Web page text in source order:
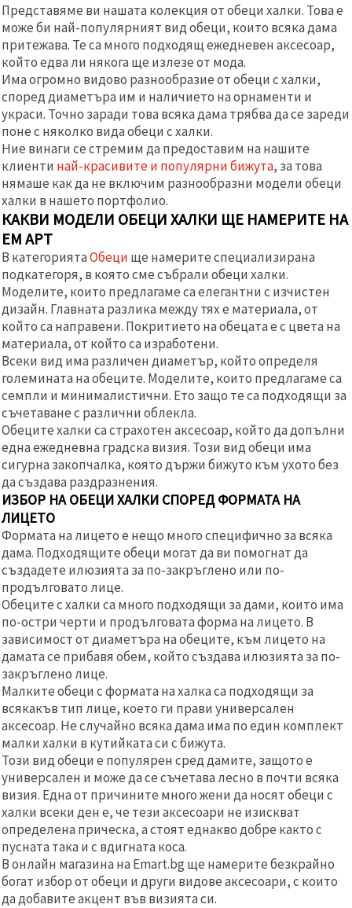
Представяме ви нашата колекция от обеци халки. Това е
може би най-популярният вид обеци, които всяка дама
притежава. Те са много подходящ ежедневен аксесоар,
който едва ли някога ще излезе от мода.
Има огромно видово разнообразие от обеци с халки,
според диаметъра им и наличието на орнаменти и
украси. Точно заради това всяка дама трябва да се зареди
поне с няколко вида обеци с халки.
Ние винаги се стремим да предоставим на нашите
клиенти най-красивите и популярни бижута, за това
нямаше как да не включим разнообразни модели обеци
халки в нашето портфолио.
КАКВИ МОДЕЛИ ОБЕЦИ ХАЛКИ ЩЕ НАМЕРИТЕ НА
ЕМ АРТ
В категориятаОбеци ще намерите специализирана
подкатегоря, в която сме събрали обеци халки.
Моделите, които предлагаме са елегантни с изчистен
дизайн. Главната разлика между тях е материала, от
който са направени. Покритието на обецата е с цвета на
материала, от който са изработени.
Всеки вид има различен диаметър, който определя
големината на обеците. Моделите, които предлагаме са
семпли и минималистични. Ето защо те са подходящи за
съчетаване с различни облекла.
Обеците халки са страхотен аксесоар, който да допълни
една ежедневна градска визия. Този вид обеци има
сигурна закопчалка, която държи бижуто към ухото без
да създава раздразнения.
ИЗБОР НА ОБЕЦИ ХАЛКИ СПОРЕД ФОРМАТА НА
ЛИЦЕТО
Формата на лицето е нещо много специфично за всяка
дама. Подходящите обеци могат да ви помогнат да
създадете илюзията за по-закръглено или по-
продълговато лице.
Обеците с халки са много подходящи за дами, които има
по-остри черти и продълговата форма на лицето. В
зависимост от диаметъра на обеците, към лицето на
дамата се прибавя обем, който създава илюзията за по-
закръглено лице.
Малките обеци с формата на халка са подходящи за
всякакъв тип лице, което ги прави универсален
аксесоар. Не случайно всяка дама има по един комплект
малки халки в кутийката си с бижута.
Този вид обеци е популярен сред дамите, защото е
универсален и може да се съчетава лесно в почти всяка
визия. Една от причините много жени да носят обеци с
халки всеки ден е, че тези аксесоари не изискват
определена прическа, а стоят еднакво добре както с
пусната така и с вдигната коса.
В онлайн магазина на Emart.bg ще намерите безкрайно
богат избор от обеци и други видове аксесоари, с които
да добавите акцент във визията си.